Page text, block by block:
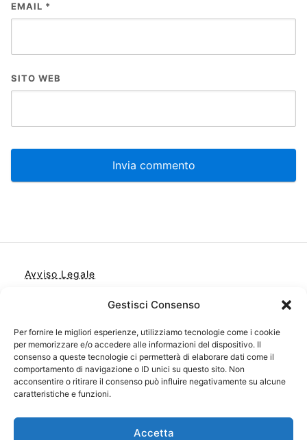
Gestisci Consenso
Per fornire le migliori esperienze, utilizziamo tecnologie come i cookie
per memorizzare e/o accedere alle informazioni del dispositivo. Il
consenso a queste tecnologie ci permetterà di elaborare dati come il
comportamento di navigazione o ID unici su questo sito. Non
acconsentire o ritirare il consenso può influire negativamente su alcune
caratteristiche e funzioni.
Accetta
EMAIL *
SITO WEB
Avviso Legale
Contatto
Cookie Policy (UE)